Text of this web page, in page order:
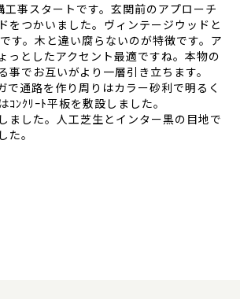
事スタートです。玄関前のアプローチ
をつかいました。ヴィンテージウッドと
す。木と違い腐らないのが特徴です。ア
っとしたアクセント最適ですね。本物の
事でお互いがより一層引き立ちます。
で通路を作り周りはカラー砂利で明るく
ｺﾝｸﾘｰﾄ平板を敷設しました。
ました。人工芝生とインター黒の目地で
た。